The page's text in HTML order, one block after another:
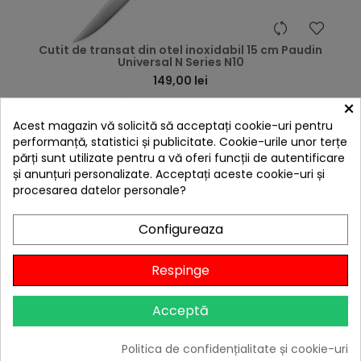
Cutit de transat din otel inoxidabil 15 cm Paudin
Universal N Series N10
149,00 lei
-30%cu codulBBQFEST
În stoc
Adaugă în Coș
×
Acest magazin vă solicită să acceptați cookie-uri pentru
performanță, statistici și publicitate. Cookie-urile unor terțe
părți sunt utilizate pentru a vă oferi funcții de autentificare
și anunțuri personalizate. Acceptați aceste cookie-uri și
procesarea datelor personale?
Configureaza
Respinge
Acceptă
Politica de confidențialitate și cookie-uri